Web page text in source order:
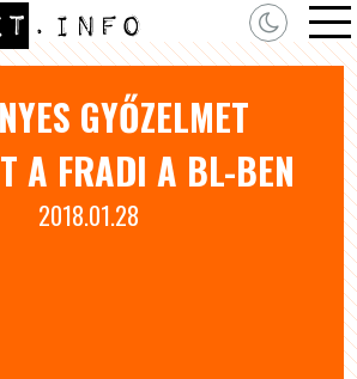
GYŐZELMET
A FRADI A BL-BEN
2018.01.28